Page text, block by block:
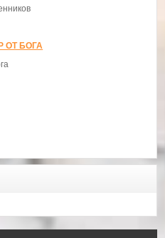
ОТ БОГА